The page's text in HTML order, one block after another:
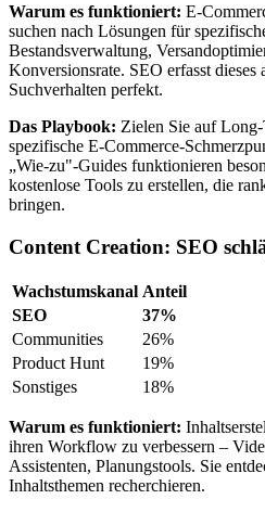
Warum es funktioniert: E-
suchen nach Lösungen für
Bestandsverwaltung,
Konversionsrate. SEO erfasst dieses
Suchverhalten perfekt.
Das Playbook: Zielen Sie auf
spezifische E-Commerce-
„Wie-zu"-Guides funktionieren
kostenlose Tools zu erstellen, die
bringen.
Content Creation: SEO
Wachstumskanal Anteil
SEO
37%
Communities
26%
Product Hunt
19%
Sonstiges
18%
Warum es funktioniert:
ihren Workflow zu verbessern –
Assistenten, Planungstools. Sie
Inhaltsthemen recherchieren.